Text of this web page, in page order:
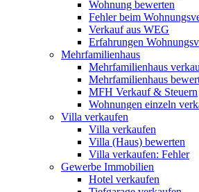
Wohnung bewerten
Fehler beim
Verkauf aus WEG
Erfahrungen
Mehrfamilienhaus
Mehrfamilienhaus
Mehrfamilienhaus
MFH Verkauf & Steuern
Wohnungen einzeln
Villa verkaufen
Villa verkaufen
Villa (Haus) bewerten
Villa verkaufen: Fehler
Gewerbe Immobilien
Hotel verkaufen